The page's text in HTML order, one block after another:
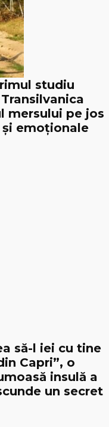
studiu
mersului pe jos
și emoționale
să-l iei cu tine
Capri”, o
insulă a
un secret